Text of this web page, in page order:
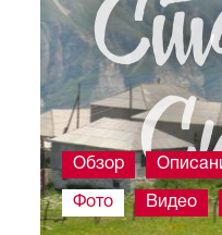
Обзор
Фото Видео